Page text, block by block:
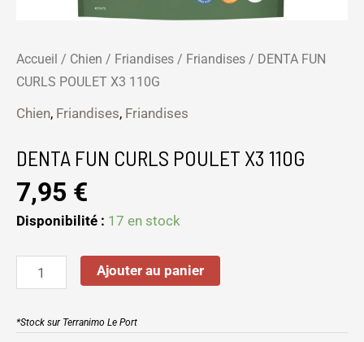
Accueil / Chien / Friandises / Friandises / DENTA FUN
CURLS POULET X3 110G
Chien, Friandises, Friandises
DENTA FUN CURLS POULET X3 110G
7,95 €
Disponibilité : 17 en stock
Ajouter au panier
*Stock sur Terranimo Le Port